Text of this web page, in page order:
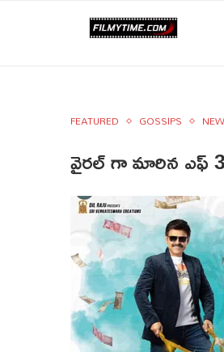
FEATURED GOSSIPS
వైరల్ గా మారిన ఎఫ్ 3